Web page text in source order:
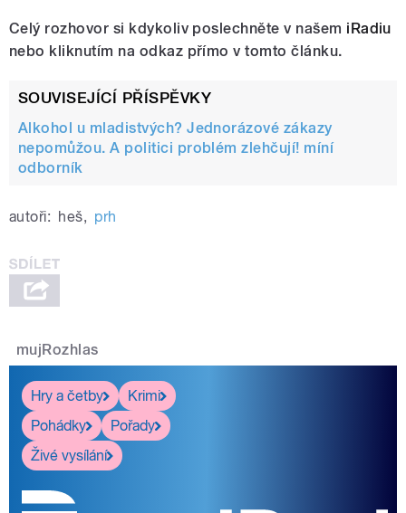
Celý rozhovor si kdykoliv poslechněte v našem iRadiu
nebo kliknutím na odkaz přímo v tomto článku.
SOUVISEJÍCÍ PŘÍSPĚVKY
Alkohol u mladistvých? Jednorázové zákazy
nepomůžou. A politici problém zlehčují! míní
odborník
autoři: heš, prh
mujRozhlas
Hry a četby
Krimi
Pohádky
Pořady
Živé vysílání